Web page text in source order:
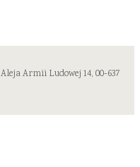
Armii Ludowej 14, 00-637